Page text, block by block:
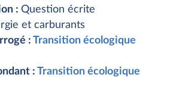
: Question écrite
et carburants
: Transition écologique
: Transition écologique